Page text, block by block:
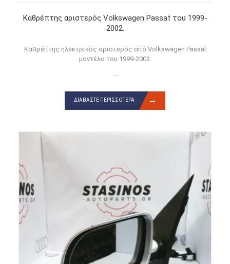
Καθρέπτης αριστερός Volkswagen Passat του 1999-
2002.
Καθρέπτης ηλεκτρικός αριστερός από Volkswagen Passat
μοντέλο του 1999-2002.
...
ΔΙΑΒΆΣΤΕ ΠΕΡΙΣΣΌΤΕΡΑ